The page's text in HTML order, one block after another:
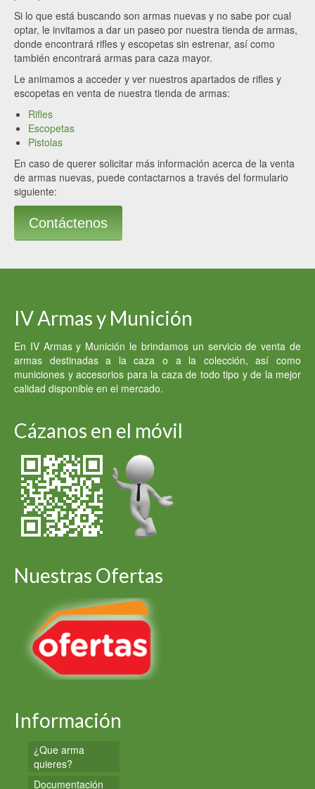
Si lo que está buscando son armas nuevas y no sabe por cual
optar, le invitamos a dar un paseo por nuestra tienda de armas,
donde encontrará rifles y escopetas sin estrenar, así como
también encontrará armas para caza mayor.
Le animamos a acceder y ver nuestros apartados de rifles y
escopetas en venta de nuestra tienda de armas:
Rifles
Escopetas
Pistolas
En caso de querer solicitar más información acerca de la venta
de armas nuevas, puede contactarnos a través del formulario
siguiente:
Contáctenos
IV Armas y Munición
En IV Armas y Munición le brindamos un servicio de venta de
armas destinadas a la caza o a la colección, así como
municiones y accesorios para la caza de todo tipo y de la mejor
calidad disponible en el mercado.
Cázanos en el móvil
Nuestras Ofertas
Información
¿Que arma
quieres?
Documentación